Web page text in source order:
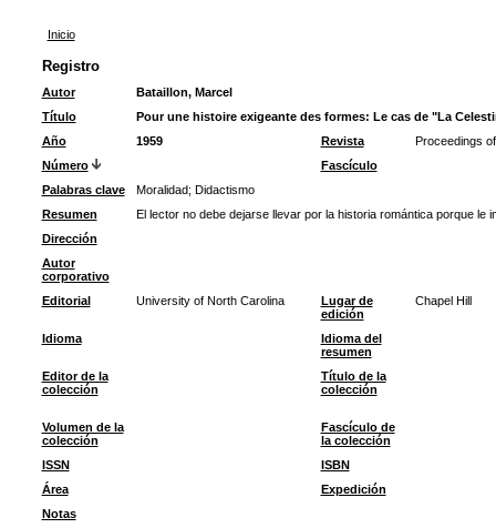
Inicio
Registro
Autor
Bataillon, Marcel
Título
Pour une histoire exigeante des formes: Le cas de "La
Año
1959 Revista
Proceedings
Número
Fascículo
Palabras clave
Moralidad; Didactismo
Resumen
El lector no debe dejarse llevar por la historia romántica porque
Dirección
Autor
corporativo
Editorial
University of North Carolina
Lugar de
edición
Chapel Hill
Idioma
Idioma del
resumen
Editor de la
colección
Título de la
colección
Volumen de la
colección
Fascículo de
la colección
ISSN
ISBN
Área
Expedición
Notas